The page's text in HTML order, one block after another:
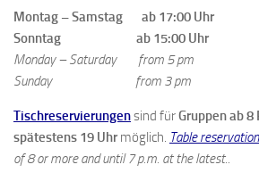
Montag – Samstag ab 17:00 Uhr
Sonntag ab 15:00 Uhr
Monday – Saturday from 5 pm
Sunday from 3 pm
Tischreservierungensind fürGruppen ab 8
spätestens 19 Uhrmöglich. Table
of 8 or more and until 7 p.m. at the latest..